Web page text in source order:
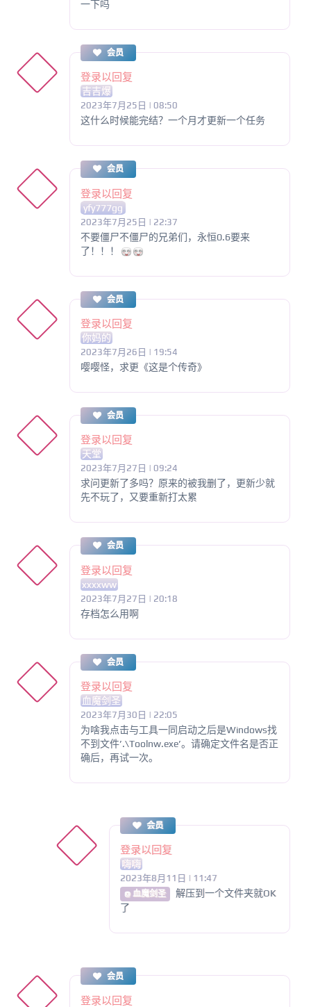
一下吗
会员
登录以回复
吉吉爆
2023年7月25日 | 08:50
这什么时候能完结？一个月才更新一个任务
会员
登录以回复
yfy777gg
2023年7月25日 | 22:37
不要僵尸不僵尸的兄弟们，永恒0.6要来
了！！！
会员
登录以回复
你妈的
2023年7月26日 | 19:54
嘤嘤怪，求更《这是个传奇》
会员
登录以回复
天堂
2023年7月27日 | 09:24
求问更新了多吗？原来的被我删了，更新少就
先不玩了，又要重新打太累
会员
登录以回复
xxxxww
2023年7月27日 | 20:18
存档怎么用啊
会员
登录以回复
血魔剑圣
2023年7月30日 | 22:05
为啥我点击与工具一同启动之后是Windows找
不到文件’.\Toolnw.exe’。请确定文件名是否正
确后，再试一次。
会员
登录以回复
嗨嗨
2023年8月11日 | 11:47
@ 血魔剑圣
解压到一个文件夹就OK
了
会员
登录以回复